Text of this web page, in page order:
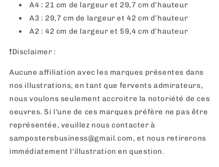
A4 : 21 cm de largeur et 29,7 cm d’hauteur
A3 : 29,7 cm de largeur et 42 cm d’hauteur
A2 : 42 cm de largeur et 59,4 cm d’hauteur
❗️Disclaimer :
Aucune affiliation avec les marques présentes dans
nos illustrations, en tant que fervents admirateurs,
nous voulons seulement accroitre la notoriété de ces
oeuvres. Si l'une de ces marques préfère ne pas être
représentée, veuillez nous contacter à
sampostersbusiness@gmail.com, et nous retirerons
immédiatement l'illustration en question.